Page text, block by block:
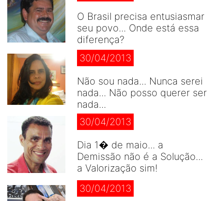
O Brasil precisa entusiasmar
seu povo... Onde está essa
diferença?
30/04/2013
Não sou nada... Nunca serei
nada... Não posso querer ser
nada...
30/04/2013
Dia 1� de maio... a
Demissão não é a Solução...
a Valorização sim!
30/04/2013